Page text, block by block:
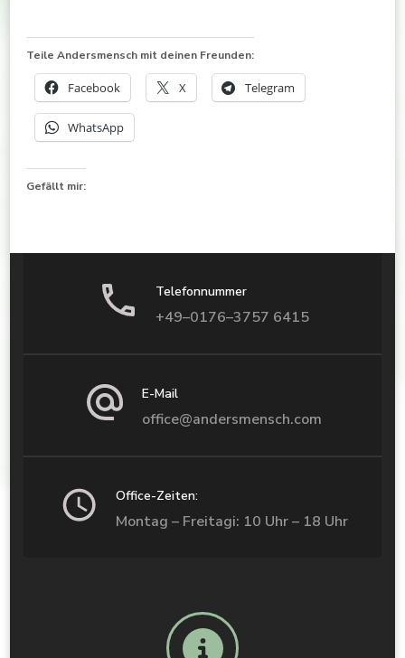
Teile Andersmensch mit deinen Freunden:
Facebook X Telegram
WhatsApp
Gefällt mir:
Telefonnummer
+49–0176–3757 6415
E-Mail
office@andersmensch.com
Office-Zeiten:
Montag – Freitagi: 10 Uhr – 18 Uhr